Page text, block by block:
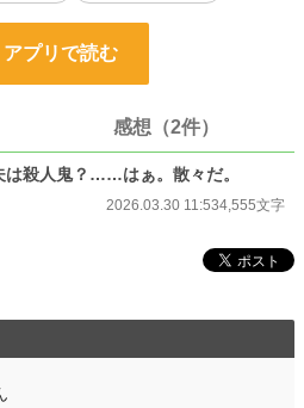
ーーー？！
件
アプリで読む
感想（2件）
は殺人鬼？……はぁ。散々だ。
2026.03.30 11:534,555文字